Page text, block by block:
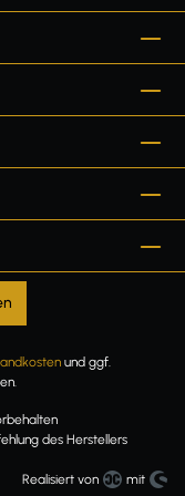
und ggf.
des Herstellers
Realisiert von
mit